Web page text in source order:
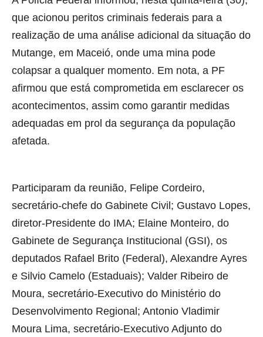
que acionou peritos criminais federais para a
realização de uma análise adicional da situação do
Mutange, em Maceió, onde uma mina pode
colapsar a qualquer momento. Em nota, a PF
afirmou que está comprometida em esclarecer os
acontecimentos, assim como garantir medidas
adequadas em prol da segurança da população
afetada.
Participaram da reunião, Felipe Cordeiro,
secretário-chefe do Gabinete Civil; Gustavo Lopes,
diretor-Presidente do IMA; Elaine Monteiro, do
Gabinete de Segurança Institucional (GSI), os
deputados Rafael Brito (Federal), Alexandre Ayres
e Silvio Camelo (Estaduais); Valder Ribeiro de
Moura, secretário-Executivo do Ministério do
Desenvolvimento Regional; Antonio Vladimir
Moura Lima, secretário-Executivo Adjunto do